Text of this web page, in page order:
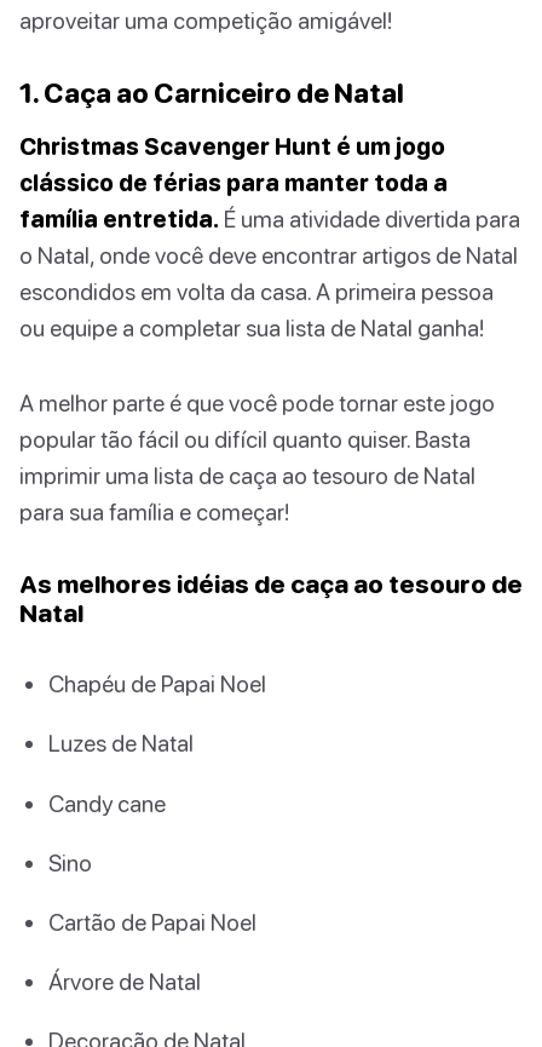
aproveitar uma competição amigável!
1. Caça ao Carniceiro de Natal
Christmas Scavenger Hunt é um jogo
clássico de férias para manter toda a
família entretida. É uma atividade divertida para
o Natal, onde você deve encontrar artigos de Natal
escondidos em volta da casa. A primeira pessoa
ou equipe a completar sua lista de Natal ganha!
A melhor parte é que você pode tornar este jogo
popular tão fácil ou difícil quanto quiser. Basta
imprimir uma lista de caça ao tesouro de Natal
para sua família e começar!
As melhores idéias de caça ao tesouro de
Natal
Chapéu de Papai Noel
Luzes de Natal
Candy cane
Sino
Cartão de Papai Noel
Árvore de Natal
Decoração de Natal